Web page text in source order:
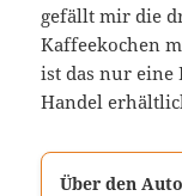
gefällt mir die
Kaffeekochen
ist das nur
Handel
Über den